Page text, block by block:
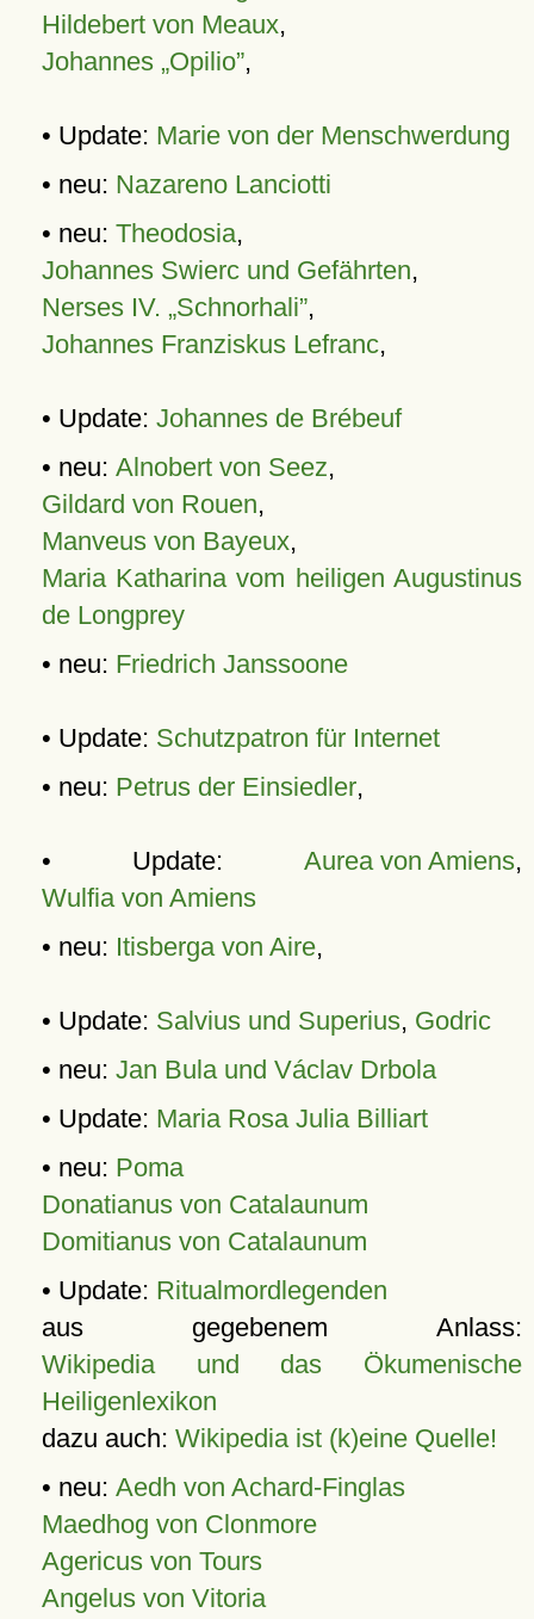
Hildebert von Meaux,
Johannes „Opilio”,
• Update: Marie von der Menschwerdung
• neu: Nazareno Lanciotti
• neu: Theodosia,
Johannes Swierc und Gefährten,
Nerses IV. „Schnorhali”,
Johannes Franziskus Lefranc,
• Update: Johannes de Brébeuf
• neu: Alnobert von Seez,
Gildard von Rouen,
Manveus von Bayeux,
Maria Katharina vom heiligen Augustinus
de Longprey
• neu: Friedrich Janssoone
• Update: Schutzpatron für Internet
• neu: Petrus der Einsiedler,
• Update: Aurea von Amiens,
Wulfia von Amiens
• neu: Itisberga von Aire,
• Update: Salvius und Superius, Godric
• neu: Jan Bula und Václav Drbola
• Update: Maria Rosa Julia Billiart
• neu: Poma
Donatianus von Catalaunum
Domitianus von Catalaunum
• Update: Ritualmordlegenden
aus gegebenem Anlass:
Wikipedia und das Ökumenische
Heiligenlexikon
dazu auch: Wikipedia ist (k)eine Quelle!
• neu: Aedh von Achard-Finglas
Maedhog von Clonmore
Agericus von Tours
Angelus von Vitoria